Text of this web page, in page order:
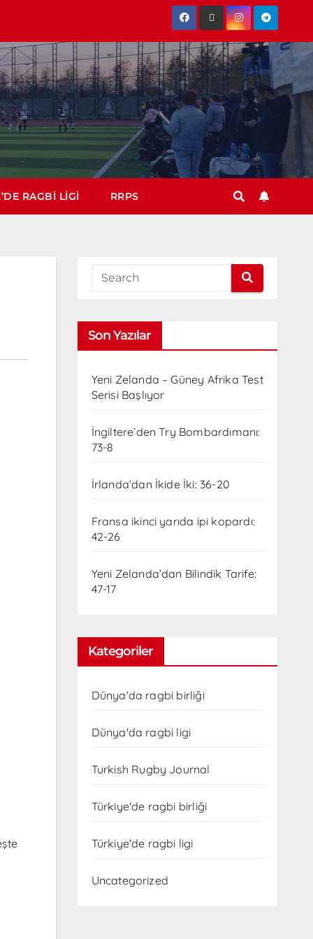
RAGBI LIGI RRPS
Son Yazılar
Yeni Zelanda – Güney Afrika Test
Serisi Başlıyor
İngiltere’den Try Bombardımanı:
73-8
İrlanda’dan İkide İki: 36-20
Fransa ikinci yarıda ipi kopardı:
42-26
Yeni Zelanda’dan Bilindik Tarife:
47-17
Kategoriler
Dünya'da ragbi birliği
Dünya'da ragbi ligi
Turkish Rugby Journal
Türkiye'de ragbi birliği
Türkiye'de ragbi ligi
Uncategorized